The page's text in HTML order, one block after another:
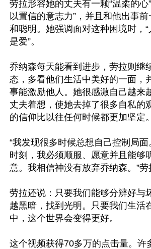
劳拉形容她的丈夫有一颗“温柔的心
以置信的意志力”，并且和他出事
和聪明。她强调面对这种困境时，
是爱”。
乔纳森每天能看到进步，劳拉则继
态，多看他们生活中美好的一面，
事能激励他人。她很感激自己越来
丈夫着想，使她去掉了很多自私的
的信仰比以往任何时候都更加坚定。
“我发现很多时候总想自己控制局
时刻，我必须顺服、愿意并且能够
意。我相信神没有放弃乔纳森。”劳
劳拉还说：只要我们能够分辨好与
越黑暗，找到光明。只要我们生活
中，这个世界会变得更好。
这个视频获得70多万的点击量。许